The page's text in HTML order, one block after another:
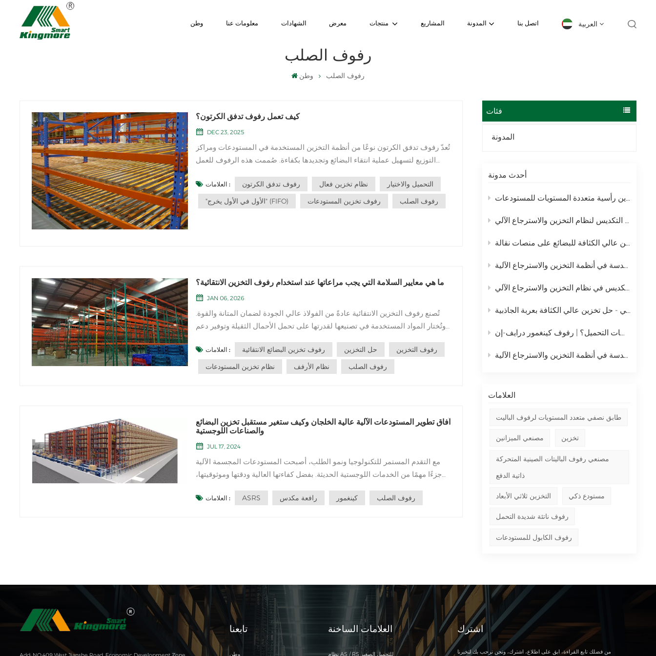
وطن معلومات عنا الشهادات معرض المشاريع المدونة اتصل بنا العربية
العربية
português
中文
русский
رفوف الصلب
وطن رفوف الصلب
فئات
المدونة
أحدث مدونة
رفوف الميزانين – حلول تخزين رأسية متعددة المستويات للمستودعات
خطة الصيانة اليومية الكاملة لرافعة التكديس لنظام التخزين والاسترجاع الآلي
نظام التخزين بالدفع المباشر – حل تخزين عالي الكثافة للبضائع على منصات نقالة
نظام رفوف الدفع الخلفي - حل تخزين عالي الكثافة بعربة الجاذبية
ما هو أفضل رف تخزين عالي الكثافة للبضائع السائبة على منصات التحميل؟ | رفوف كينغمور درايف-إن
العلامات
طابق نصفي متعدد المستويات لرفوف الباليت
مصنعي الميزانين تخزين
مصنعي رفوف الباليتات الصينية المتحركة
ذاتية الدفع
التخزين ثلاثي الأبعاد مستودع ذكي
رفوف ناتئة شديدة التحمل
رفوف الكابول للمستودعات
كيف تعمل رفوف تدفق الكرتون؟
DEC 23, 2025
تُعدّ رفوف تدفق الكرتون نوعًا من أنظمة التخزين المستخدمة في المستودعات ومراكز
التوزيع لتسهيل عملية انتقاء البضائع وتجديدها بكفاءة. صُممت هذه الرفوف للعمل
الأقدم أولًا، وبالتالي تقليل مخاطر تلف المنتجات أو انتهاء صلاحيتها...
العلامات : رفوف تدفق الكرتون نظام تخزين فعال
التحميل والاختيار
"الأول في الأول يخرج" (FIFO)
رفوف تخزين المستودعات رفوف الصلب
ما هي معايير السلامة التي يجب مراعاتها عند استخدام رفوف التخزين الانتقائية؟
JAN 06, 2026
تُصنع رفوف التخزين الانتقائية عادةً من الفولاذ عالي الجودة لضمان المتانة والقوة.
وتُختار المواد المستخدمة في تصنيعها لقدرتها على تحمل الأحمال الثقيلة وتوفير دعم
في ضمان سلامة واستقرار الرفوف في بيئات المستودعات.عند النظر ف...
العلامات : رفوف تخزين البضائع الانتقائية حل التخزين
رفوف التخزين
نظام تخزين المستودعات
نظام الأرفف رفوف الصلب
آفاق تطوير المستودعات الآلية عالية الخلجان وكيف ستغير مستقبل تخزين البضائع
والصناعات اللوجستية
JUL 17, 2024
مع التقدم المستمر للتكنولوجيا ونمو الطلب، أصبحت المستودعات المجسمة الآلية
جزءًا مهمًا من الخدمات اللوجستية الحديثة. بفضل كفاءتها العالية ودقتها وموثوقيتها،
العلامات : ASRS رافعة مكدس كينغمور رفوف الصلب
تابعنا
وطن
العلامات الساخنة
نظام AS / RS للتحميل الصغير
اشترك
من فضلك تابع القراءة، ابق على اطلاع، اشترك، ونحن نرحب بك لتخبرنا